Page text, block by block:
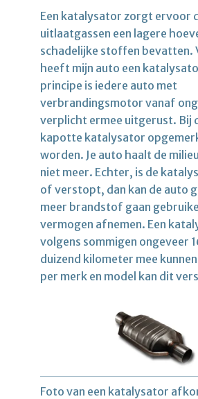
Een katalysator zorgt ervoor
uitlaatgassen een lagere
schadelijke stoffen bevatten.
heeft mijn auto een
principe is iedere auto met
verbrandingsmotor vanaf
verplicht ermee uitgerust. Bij
kapotte katalysator
worden. Je auto haalt de
niet meer. Echter, is de
of verstopt, dan kan de auto
meer brandstof gaan
vermogen afnemen. Een
volgens sommigen ongeveer
duizend kilometer mee
per merk en model kan dit
Foto van een katalysator